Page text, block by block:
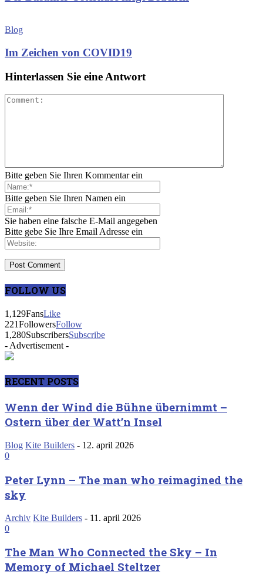
Blog
Im Zeichen von COVID19
Hinterlassen Sie eine Antwort
Bitte geben Sie Ihren Kommentar ein
Bitte geben Sie Ihren Namen ein
Sie haben eine falsche E-Mail angegeben
Bitte gebe Sie Ihre Email Adresse ein
FOLLOW US
1,129FansLike
221FollowersFollow
1,280SubscribersSubscribe
- Advertisement -
RECENT POSTS
Wenn der Wind die Bühne übernimmt –
Ostern über der Watt’n Insel
Blog Kite Builders - 12. april 2026
0
Peter Lynn – The man who reimagined the
sky
Archiv Kite Builders - 11. april 2026
0
The Man Who Connected the Sky – In
Memory of Michael Steltzer